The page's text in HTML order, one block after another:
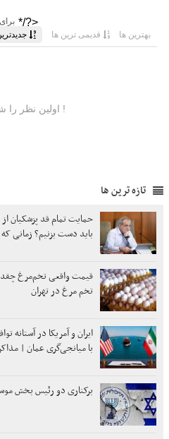
تازه ترین ها
حمایت تمام قد پزشکیان
باید دست بزنیم؟ زمانی
تخم مرغ در تهران
با میانجی‌گری عمان |
برکناری دو رئیس بخش